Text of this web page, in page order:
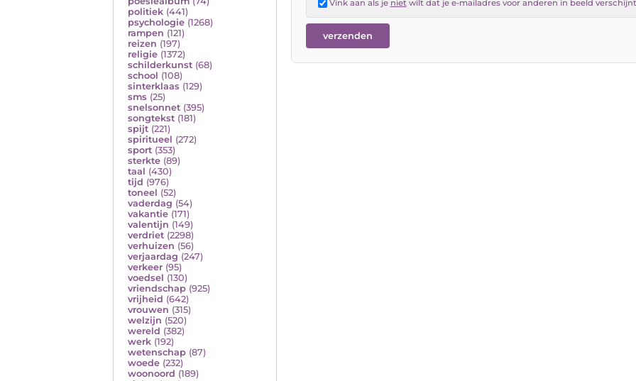
politiek (441)
psychologie (1268)
rampen (121)
reizen (197)
religie (1372)
schilderkunst (68)
school (108)
sinterklaas (129)
sms (25)
snelsonnet (395)
songtekst (181)
spijt (221)
spiritueel (272)
sport (353)
sterkte (89)
taal (430)
tijd (976)
toneel (52)
vaderdag (54)
vakantie (171)
valentijn (149)
verdriet (2298)
verhuizen (56)
verjaardag (247)
verkeer (95)
voedsel (130)
vriendschap (925)
vrijheid (642)
vrouwen (315)
welzijn (520)
wereld (382)
werk (192)
wetenschap (87)
woede (232)
woonoord (189)
Vink aan als je nietwilt dat je e-mailadres voor anderen in beeld verschijnt